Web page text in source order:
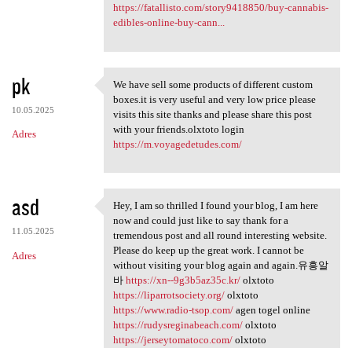
https://fatallisto.com/story9418850/buy-cannabis-
edibles-online-buy-cann...
pk
10.05.2025
Adres
We have sell some products of
We have sell some products of different custom
boxes.it is very useful and very low price please
visits this site thanks and please share this post
with your friends.olxtoto login
https://m.voyagedetudes.com/
asd
11.05.2025
Adres
Hey, I am so thrilled I found
Hey, I am so thrilled I found your blog, I am here
now and could just like to say thank for a
tremendous post and all round interesting website.
Please do keep up the great work. I cannot be
without visiting your blog again and again.유흥알
바 https://xn--9g3b5az35c.kr/olxtoto
https://liparrotsociety.org/olxtoto
https://www.radio-tsop.com/agen togel online
https://rudysreginabeach.com/olxtoto
https://jerseytomatoco.com/olxtoto